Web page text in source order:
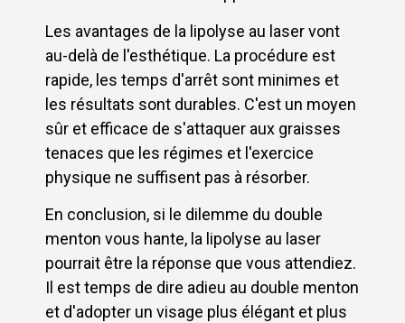
Les avantages de la lipolyse au laser vont
au-delà de l'esthétique. La procédure est
rapide, les temps d'arrêt sont minimes et
les résultats sont durables. C'est un moyen
sûr et efficace de s'attaquer aux graisses
tenaces que les régimes et l'exercice
physique ne suffisent pas à résorber.
En conclusion, si le dilemme du double
menton vous hante, la lipolyse au laser
pourrait être la réponse que vous attendiez.
Il est temps de dire adieu au double menton
et d'adopter un visage plus élégant et plus